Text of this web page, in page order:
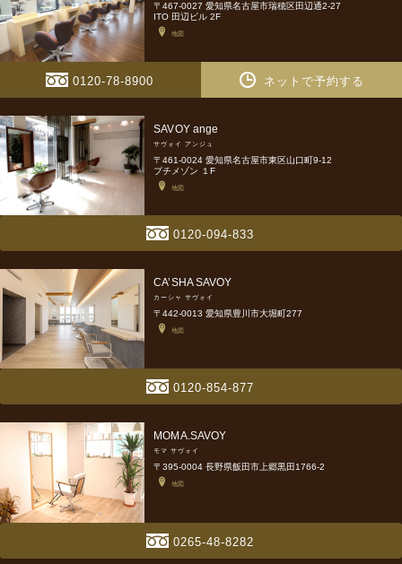
〒467-0027 愛知県名古屋市瑞穂区田辺通2-27
ITO 田辺ビル 2F
地図
0120-78-8900 ネットで予約する
SAVOY ange
サヴォイ アンジュ
〒461-0024 愛知県名古屋市東区山口町9-12
プチメゾン １F
地図
0120-094-833
CA’SHA SAVOY
カーシャ サヴォイ
〒442-0013 愛知県豊川市大堀町277
地図
0120-854-877
MOMA.SAVOY
モマ サヴォイ
〒395-0004 長野県飯田市上郷黒田1766-2
地図
0265-48-8282